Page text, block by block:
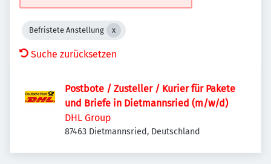
Befristete Anstellung
Suche zurücksetzen
Postbote / Zusteller / Kurier für Pakete
und Briefe in Dietmannsried (m/w/d)
DHL Group
87463 Dietmannsried, Deutschland